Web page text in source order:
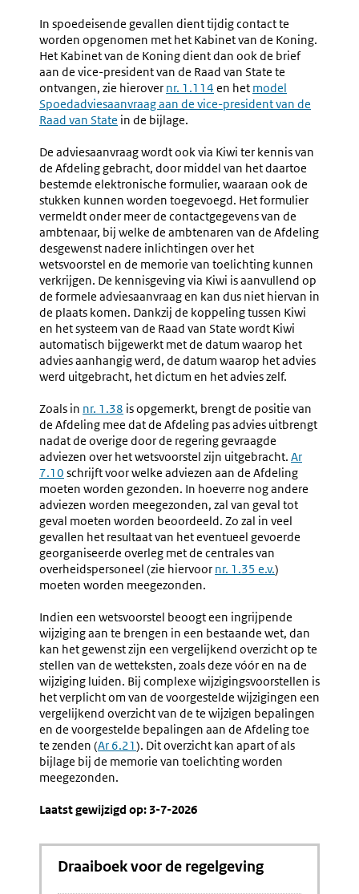
In spoedeisende gevallen dient tijdig contact te
worden opgenomen met het Kabinet van de Koning.
Het Kabinet van de Koning dient dan ook de brief
aan de vice-president van de Raad van State te
ontvangen, zie hierover nr. 1.114 en het model
Spoedadviesaanvraag aan de vice-president van de
Raad van State in de bijlage.
De adviesaanvraag wordt ook via Kiwi ter kennis van
de Afdeling gebracht, door middel van het daartoe
bestemde elektronische formulier, waaraan ook de
stukken kunnen worden toegevoegd. Het formulier
vermeldt onder meer de contactgegevens van de
ambtenaar, bij welke de ambtenaren van de Afdeling
desgewenst nadere inlichtingen over het
wetsvoorstel en de memorie van toelichting kunnen
verkrijgen. De kennisgeving via Kiwi is aanvullend op
de formele adviesaanvraag en kan dus niet hiervan in
de plaats komen. Dankzij de koppeling tussen Kiwi
en het systeem van de Raad van State wordt Kiwi
automatisch bijgewerkt met de datum waarop het
advies aanhangig werd, de datum waarop het advies
werd uitgebracht, het dictum en het advies zelf.
Zoals in nr. 1.38 is opgemerkt, brengt de positie van
de Afdeling mee dat de Afdeling pas advies uitbrengt
nadat de overige door de regering gevraagde
adviezen over het wetsvoorstel zijn uitgebracht. Ar
7.10 schrijft voor welke adviezen aan de Afdeling
moeten worden gezonden. In hoeverre nog andere
adviezen worden meegezonden, zal van geval tot
geval moeten worden beoordeeld. Zo zal in veel
gevallen het resultaat van het eventueel gevoerde
georganiseerde overleg met de centrales van
overheidspersoneel (zie hiervoor nr. 1.35 e.v.)
moeten worden meegezonden.
Indien een wetsvoorstel beoogt een ingrijpende
wijziging aan te brengen in een bestaande wet, dan
kan het gewenst zijn een vergelijkend overzicht op te
stellen van de wetteksten, zoals deze vóór en na de
wijziging luiden. Bij complexe wijzigingsvoorstellen is
het verplicht om van de voorgestelde wijzigingen een
vergelijkend overzicht van de te wijzigen bepalingen
en de voorgestelde bepalingen aan de Afdeling toe
te zenden (Ar 6.21). Dit overzicht kan apart of als
bijlage bij de memorie van toelichting worden
meegezonden.
Laatst gewijzigd op: 3-7-2026
Draaiboek voor de regelgeving